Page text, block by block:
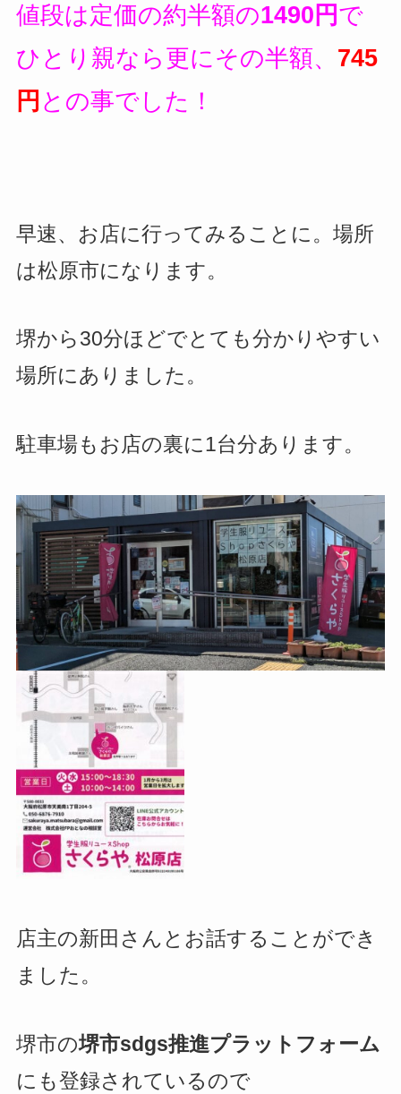
値段は定価の約半額の1490円 で
ひとり親なら更にその半額、 745
円 との事でした！
早速、お店に行ってみることに。場所
は松原市になります。
堺から30分ほどでとても分かりやすい
場所にありました。
駐車場もお店の裏に1台分あります。
店主の新田さんとお話することができ
ました。
堺市の堺市sdgs推進プラットフォーム
にも登録されているので